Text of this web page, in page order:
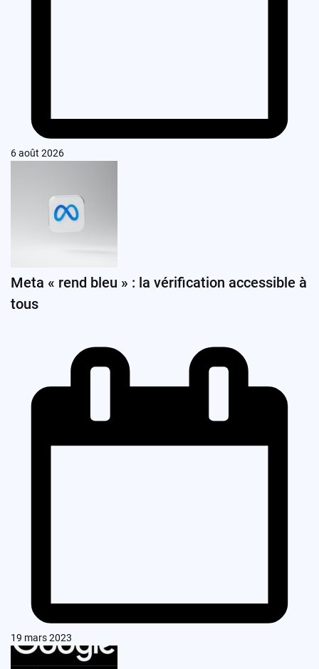
6 août 2026
Meta « rend bleu » : la vérification accessible à
tous
19 mars 2023